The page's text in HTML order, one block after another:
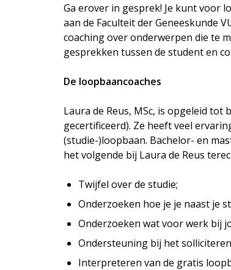
Ga erover in gesprek! Je kunt voor
aan de Faculteit der Geneeskunde
coaching over onderwerpen die te
gesprekken tussen de student en
De loopbaancoaches
Laura de Reus, MSc, is opgeleid
gecertificeerd). Ze heeft veel
(studie-)loopbaan. Bachelor- en
het volgende bij Laura de Reus
Twijfel over de studie;
Onderzoeken hoe je je naast je
Onderzoeken wat voor werk bij
Ondersteuning bij het
Interpreteren van de gratis
⌄